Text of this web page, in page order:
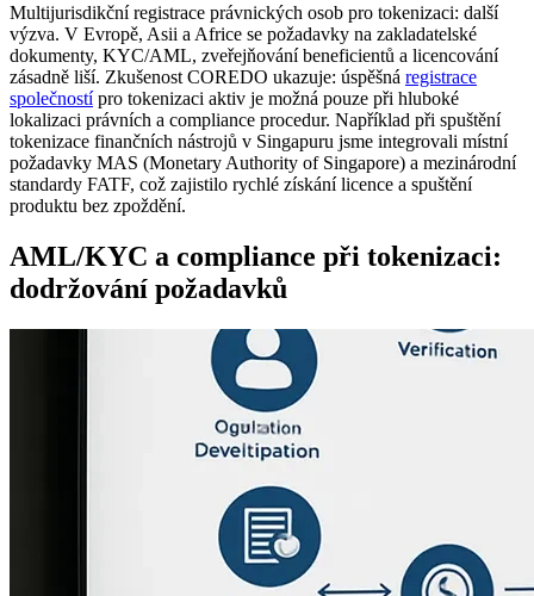
Multijurisdikční registrace právnických osob pro tokenizaci: další
výzva. V Evropě, Asii a Africe se požadavky na zakladatelské
dokumenty, KYC/AML, zveřejňování beneficientů a licencování
zásadně liší. Zkušenost COREDO ukazuje: úspěšná registrace
společnostípro tokenizaci aktiv je možná pouze při hluboké
lokalizaci právních a compliance procedur. Například při spuštění
tokenizace finančních nástrojů v Singapuru jsme integrovali místní
požadavky MAS (Monetary Authority of Singapore) a mezinárodní
standardy FATF, což zajistilo rychlé získání licence a spuštění
produktu bez zpoždění.
AML/KYC a compliance při tokenizaci:
dodržování požadavků